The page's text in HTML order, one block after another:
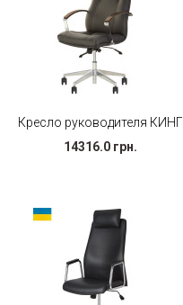
Кресло руководителя КИНГ
14316.0 грн.